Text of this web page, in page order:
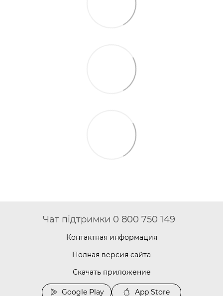
Чат підтримки 0 800 750 149
Контактная информация
Полная версия сайта
Скачать приложение
Google Play App Store